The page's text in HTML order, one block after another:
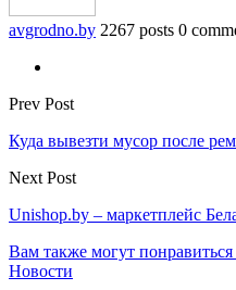
avgrodno.by 2267 posts 0
Prev Post
Куда вывезти мусор после
Next Post
Unishop.by – маркетплейс
Вам также могут понравиться
Новости